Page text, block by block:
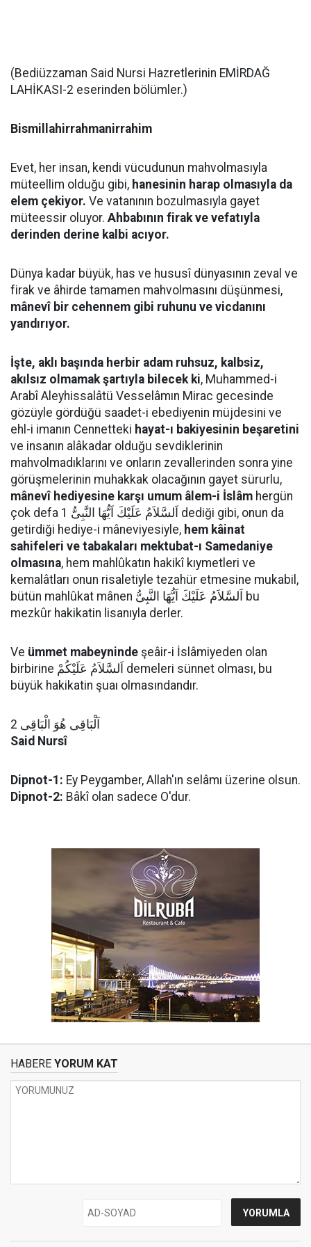
(Bediüzzaman Said Nursi Hazretlerinin EMİRDAĞ
LAHİKASI-2 eserinden bölümler.)
Bismillahirrahmanirrahim
Evet, her insan, kendi vücudunun mahvolmasıyla
müteellim olduğu gibi, hanesinin harap olmasıyla da
elem çekiyor. Ve vatanının bozulmasıyla gayet
müteessir oluyor. Ahbabının firak ve vefatıyla
derinden derine kalbi acıyor.
Dünya kadar büyük, has ve hususî dünyasının zeval ve
firak ve âhirde tamamen mahvolmasını düşünmesi,
mânevî bir cehennem gibi ruhunu ve vicdanını
yandırıyor.
İşte, aklı başında herbir adam ruhsuz, kalbsiz,
akılsız olmamak şartıyla bilecek ki, Muhammed-i
Arabî Aleyhissalâtü Vesselâmın Mirac gecesinde
gözüyle gördüğü saadet-i ebediyenin müjdesini ve
ehl-i imanın Cennetteki hayat-ı bakiyesinin beşaretini
ve insanın alâkadar olduğu sevdiklerinin
mahvolmadıklarını ve onların zevallerinden sonra yine
görüşmelerinin muhakkak olacağının gayet sürurlu,
mânevî hediyesine karşı umum âlem-i İslâm hergün
çok defa اَلسَّلاَمُ عَلَيْكَ اَيُّهَا النَّبِىُّ 1 dediği gibi, onun da
getirdiği hediye-i mâneviyesiyle, hem kâinat
sahifeleri ve tabakaları mektubat-ı Samedaniye
olmasına, hem mahlûkatın hakikî kıymetleri ve
kemalâtları onun risaletiyle tezahür etmesine mukabil,
bütün mahlûkat mânen اَلسَّلاَمُ عَلَيْكَ اَيُّهَا النَّبِىُّ bu
mezkûr hakikatin lisanıyla derler.
Ve ümmet mabeyninde şeâir-i İslâmiyeden olan
birbirine اَلسَّلاَمُ عَلَيْكُمْ demeleri sünnet olması, bu
büyük hakikatin şuaı olmasındandır.
اَلْبَاقِى هُوَ الْبَاقِى 2
Said Nursî
Dipnot-1: Ey Peygamber, Allah'ın selâmı üzerine olsun.
Dipnot-2: Bâkî olan sadece O'dur.
HABERE YORUM KAT